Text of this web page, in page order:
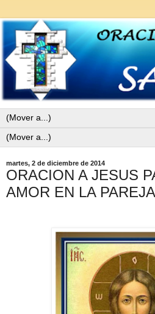
martes, 2 de diciembre de 2014
ORACION A JESUS
AMOR EN LA